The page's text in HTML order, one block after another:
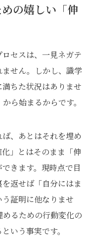
の嬉しい「伸
ロセスは、一見ネガテ
せん。しかし、識学
ちた状況はありませ
ら始まるからです。
、あとはそれを埋め
」とはそのまま「伸
きます。現時点で目
返せば「自分にはま
証明に他なりませ
るための行動変化の
いう事実です。